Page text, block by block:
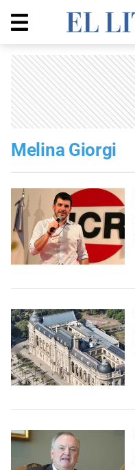
Melina Giorgi